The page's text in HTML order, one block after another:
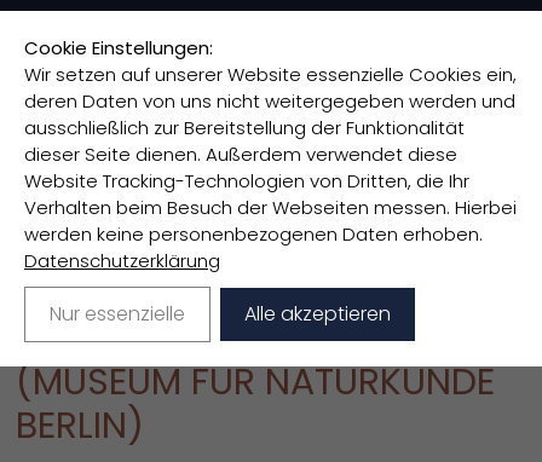
Öffentliche Auftritte >
Patenschaft für ein Mineral aus der Sammlung
Alexander von Humboldts
PATENSCHAFT FÜR EIN
MINERAL AUS DER SAMMLUNG
ALEXANDER VON HUMBOLDTS
(MUSEUM FÜR NATURKUNDE
BERLIN)
Cookie Einstellungen:
Wir setzen auf unserer Website essenzielle Cookies ein,
deren Daten von uns nicht weitergegeben werden und
ausschließlich zur Bereitstellung der Funktionalität
dieser Seite dienen. Außerdem verwendet diese
Website Tracking-Technologien von Dritten, die Ihr
Verhalten beim Besuch der Webseiten messen. Hierbei
werden keine personenbezogenen Daten erhoben.
Datenschutzerklärung
Nur essenzielle Alle akzeptieren